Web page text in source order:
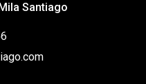
Santiago